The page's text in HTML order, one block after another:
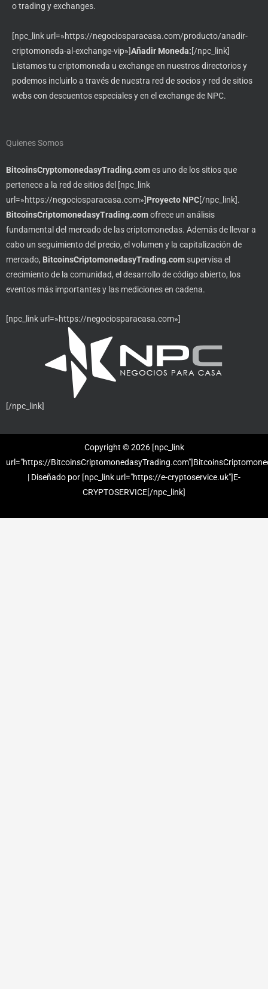
o trading y exchanges.
[npc_link url=»https://negociosparacasa.com/producto/anadir-
criptomoneda-al-exchange-vip»]Añadir Moneda:[/npc_link]
Listamos tu criptomoneda u exchange en nuestros directorios y
podemos incluirlo a través de nuestra red de socios y red de sitios
webs con descuentos especiales y en el exchange de NPC.
Quienes Somos
BitcoinsCryptomonedasyTrading.comes uno de los sitios que
pertenece a la red de sitios del [npc_link
url=»https://negociosparacasa.com»]Proyecto NPC[/npc_link].
BitcoinsCriptomonedasyTrading.comofrece un análisis
fundamental del mercado de las criptomonedas. Además de llevar a
cabo un seguimiento del precio, el volumen y la capitalización de
mercado, BitcoinsCriptomonedasyTrading.com supervisa el
crecimiento de la comunidad, el desarrollo de código abierto, los
eventos más importantes y las mediciones en cadena.
[npc_link url=»https://negociosparacasa.com»]
[/npc_link]
Copyright © 2026 [npc_link
url="https://
| Diseñado por [npc_link url="https://e-cryptoservice.uk"]E-
CRYPTOSERVICE[/npc_link]